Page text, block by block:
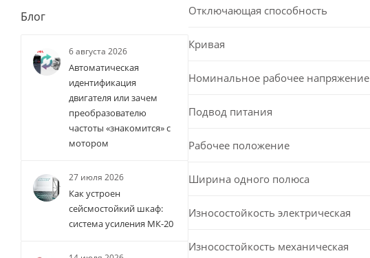
Отключающая способность
Кривая
Номинальное рабочее напряжение
Подвод питания
Рабочее положение
Ширина одного полюса
Износостойкость электрическая
Износостойкость механическая
Блог
6 августа 2026
Автоматическая
идентификация
двигателя или зачем
преобразователю
частоты «знакомится» с
мотором
27 июля 2026
Как устроен
сейсмостойкий шкаф:
система усиления МК-20